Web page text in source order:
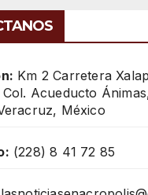
Km 2 Carretera
Acueducto
México
(228) 8 41 72 85